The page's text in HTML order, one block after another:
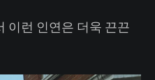
이런 인연은 더욱 끈끈